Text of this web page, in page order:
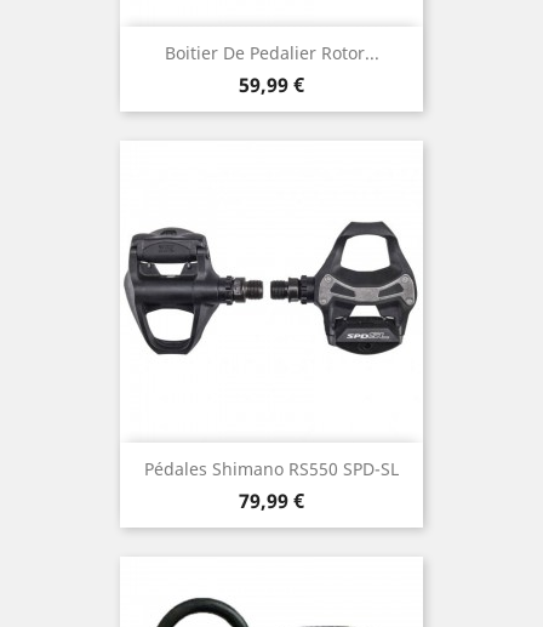
Boitier De Pedalier Rotor...
Prix
59,99 €
Pédales Shimano RS550 SPD-SL
Prix
79,99 €